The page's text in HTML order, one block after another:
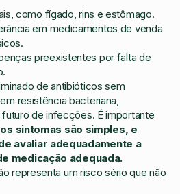
como fígado, rins e estômago.
em medicamentos de venda
preexistentes por falta de
de antibióticos sem
resistência bacteriana,
de infecções. É importante
sintomas são simples, e
avaliar adequadamente a
medicação adequada.
representa um risco sério que não